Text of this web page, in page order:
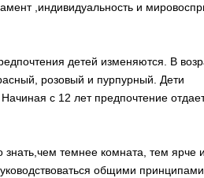
,индивидуальность и
детей изменяются. В
розовый и пурпурный. Дети
с 12 лет предпочтение
темнее комната, тем ярче и
общими